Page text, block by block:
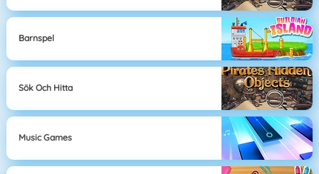
Barnspel
Sök Och Hitta
Music Games